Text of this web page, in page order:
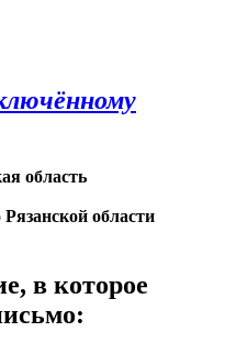
область
области
в которое